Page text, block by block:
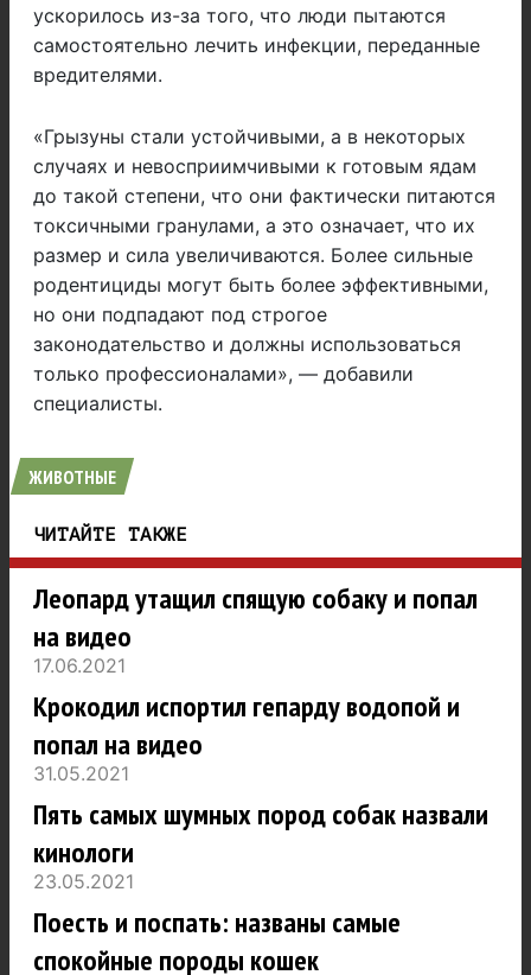
ускорилось из-за того, что люди пытаются
самостоятельно лечить инфекции, переданные
вредителями.
«Грызуны стали устойчивыми, а в некоторых
случаях и невосприимчивыми к готовым ядам
до такой степени, что они фактически питаются
токсичными гранулами, а это означает, что их
размер и сила увеличиваются. Более сильные
родентициды могут быть более эффективными,
но они подпадают под строгое
законодательство и должны использоваться
только профессионалами», — добавили
специалисты.
ЖИВОТНЫЕ
ЧИТАЙТЕ ТАКЖЕ
Леопард утащил спящую собаку и попал
на видео
17.06.2021
Крокодил испортил гепарду водопой и
попал на видео
31.05.2021
Пять самых шумных пород собак назвали
кинологи
23.05.2021
Поесть и поспать: названы самые
спокойные породы кошек